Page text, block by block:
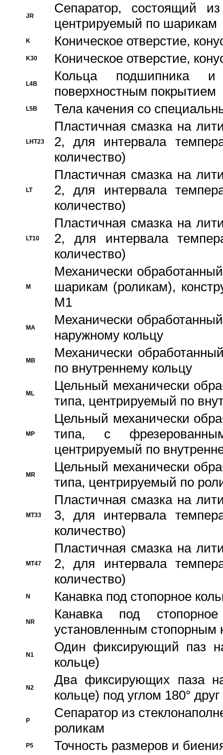
JR
Сепаратор, состоящий
центрируемый по шарикам
K Коническое отверстие,
K30 Коническое отверстие,
L4B
Кольца подшипника
поверхностным покрытием
L5B Тела качения со
LHT23
Пластичная смазка на
2, для интервала
количество)
LT
Пластичная смазка на
2, для интервала
количество)
LT10
Пластичная смазка на
2, для интервала
количество)
M
Механически
шарикам (роликам),
M1
MA
Механически
наружному кольцу
MB
Механически
по внутреннему кольцу
ML
Цельный механически
типа, центрируемый по
MP
Цельный механически
типа, с
центрируемый по
MR
Цельный механически
типа, центрируемый по
MT33
Пластичная смазка на
3, для интервала
количество)
MT47
Пластичная смазка на
2, для интервала
количество)
N Канавка под стопорное
NR
Канавка под
установленным стопорным
N1
Один фиксирующий паз
кольце)
N2
Два фиксирующих паза
кольце) под углом 180° друг
P
Cепаратор из
роликам
P5 Точность размеров и